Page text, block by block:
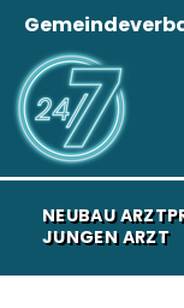
NEUBAU
JUNGEN ARZT